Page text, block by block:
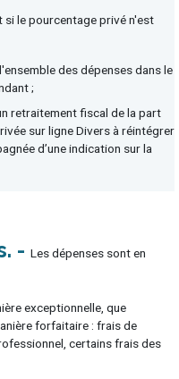
si le pourcentage privé n'est
des dépenses dans le
;
retraitement fiscal de la part
sur ligne Divers à réintégrer
d’une indication sur la
Les dépenses sont en
exceptionnelle, que
forfaitaire : frais de
certains frais des